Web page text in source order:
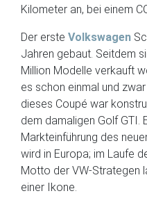
Kilometer an, bei einem
Der erste Volkswagen
Jahren gebaut. Seitdem
Million Modelle verkauft
es schon einmal und
dieses Coupé war
dem damaligen Golf GTI.
Markteinführung des
wird in Europa; im Laufe
Motto der VW-Strategen
einer Ikone.